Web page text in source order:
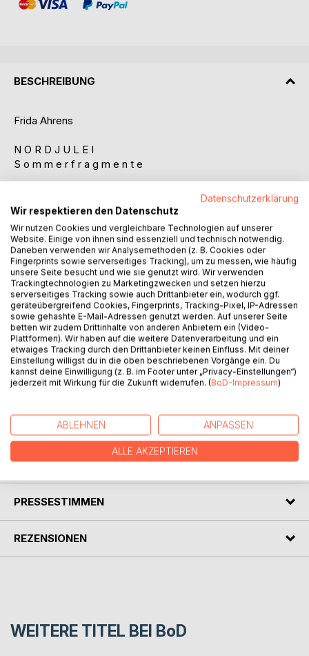
BESCHREIBUNG
Frida Ahrens
N O R D J U L E I
S o m m e r f r a g m e n t e
Juli im Norden, graue Schwerelosigkeit im Möwengeschrei,
ein Geschmack nach Salz und Sommer und manchmal eine
kühle Brise, die die Seele wärmt.
***
In elf stimmungsvollen Kurzgeschichten lädt Frida Ahrens
ein auf eine Fragmentenreise durch ihren Nordjulei, die
des Lebens in den Fokus der Erzählungen rückt.
AUTOR/IN
PRESSESTIMMEN
REZENSIONEN
WEITERE TITEL BEI BoD
Datenschutzerklärung
Wir respektieren den Datenschutz
Wir nutzen Cookies und vergleichbare Technologien auf unserer
Website. Einige von ihnen sind essenziell und technisch notwendig.
Daneben verwenden wir Analysemethoden (z. B. Cookies oder
Fingerprints sowie serverseitiges Tracking), um zu messen, wie häufig
unsere Seite besucht und wie sie genutzt wird. Wir verwenden
Trackingtechnologien zu Marketingzwecken und setzen hierzu
serverseitiges Tracking sowie auch Drittanbieter ein, wodurch ggf.
geräteübergreifend Cookies, Fingerprints, Tracking-Pixel, IP-Adressen
sowie gehashte E-Mail-Adressen genutzt werden. Auf unserer Seite
betten wir zudem Drittinhalte von anderen Anbietern ein (Video-
Plattformen). Wir haben auf die weitere Datenverarbeitung und ein
etwaiges Tracking durch den Drittanbieter keinen Einfluss. Mit deiner
Einstellung willigst du in die oben beschriebenen Vorgänge ein. Du
kannst deine Einwilligung (z. B. im Footer unter „Privacy-Einstellungen“)
jederzeit mit Wirkung für die Zukunft widerrufen. (BoD-Impressum)
ABLEHNEN ANPASSEN
ALLE AKZEPTIEREN